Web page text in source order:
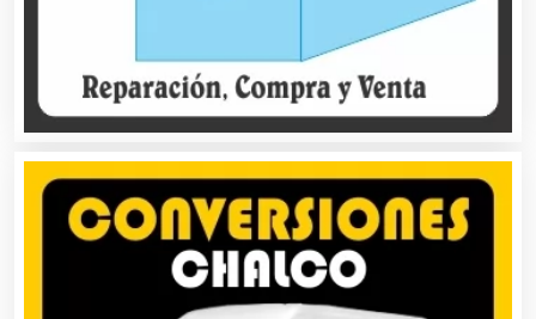
Autopartes Eléctricas
Avaluos
Balnearios